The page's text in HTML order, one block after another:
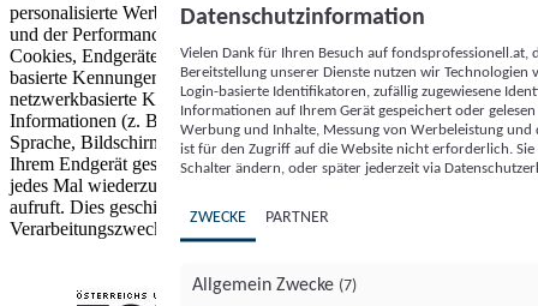
personalisierte Werbung und Inhalte, Messung von Werbeleistung
und der Performance von Inhalten sowie Zielgruppenforschung.
Cookies, Endgeräte- oder ähnliche Online-Kennungen (z. B. login-
basierte Kennungen, zufällig generierte Kennungen,
netzwerkbasierte Kennungen) können zusammen mit anderen
Informationen (z. B. Browsertyp und Browserinformationen,
Sprache, Bildschirmgröße, unterstützte Technologien usw.) auf
Ihrem Endgerät gespeichert oder von dort ausgelesen werden, um es
jedes Mal wiederzuerkennen, wenn es eine App oder einer Webseite
aufruft. Dies geschieht für einen oder mehrere der hier aufgeführten
Verarbeitungszwecke.
Datenschutzinformation
Vielen Dank für Ihren Besuch auf
Bereitstellung unserer Dienste nutzen wir Technologien
Login-basierte Identifikatoren, zufällig zugewiesene
Informationen auf Ihrem Gerät gespeichert oder
Werbung und Inhalte, Messung von Werbeleistung
ist für den Zugriff auf die Website nicht erforderlich.
Schalter ändern, oder später jederzeit via
ZWECKE PARTNER
Allgemein Zwecke (7)